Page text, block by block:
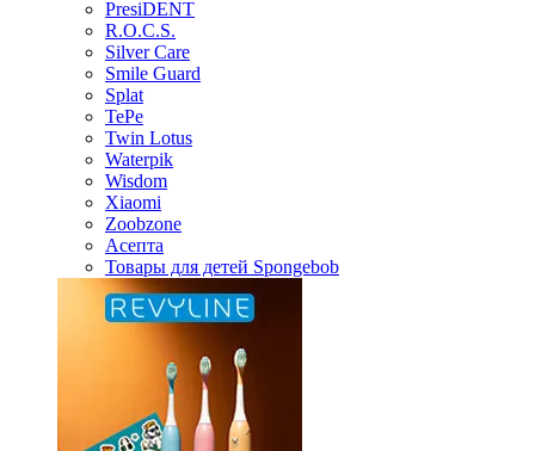
PresiDENT
R.O.C.S.
Silver Care
Smile Guard
Splat
TePe
Twin Lotus
Waterpik
Wisdom
Xiaomi
Zoobzone
Асепта
Товары для детей Spongebob